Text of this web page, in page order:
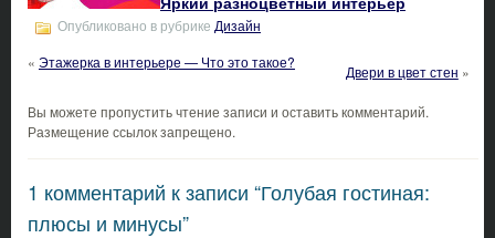
Опубликовано в рубрике Дизайн
« Этажерка в интерьере — Что это такое? Двери в цвет стен »
Вы можете пропустить чтение записи и оставить комментарий.
Размещение ссылок запрещено.
1 комментарий к записи “Голубая гостиная:
плюсы и минусы”